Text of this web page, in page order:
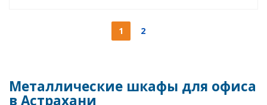
1 2
Металлические шкафы для офиса
в Астрахани